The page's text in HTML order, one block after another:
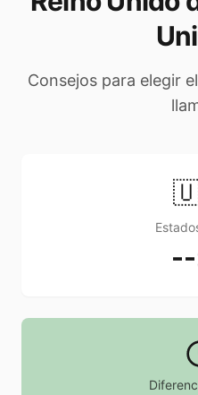
Consejos para elegir